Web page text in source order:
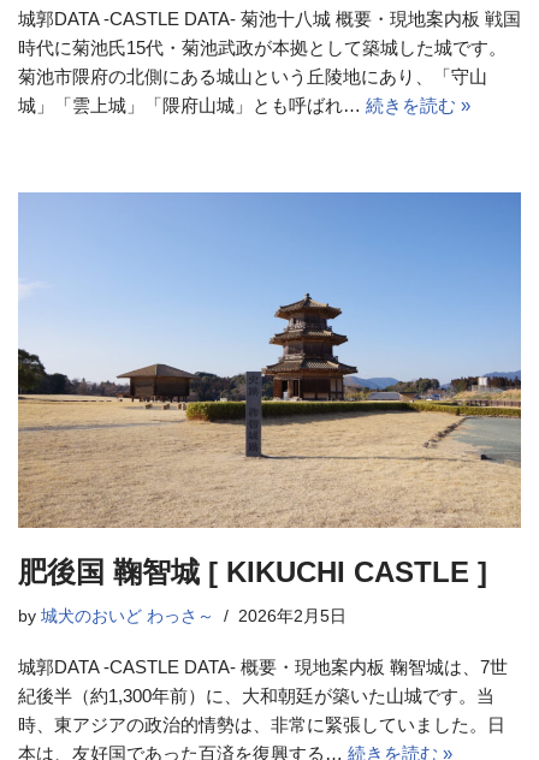
城郭DATA -CASTLE DATA- 菊池十八城 概要・現地案内板 戦国
時代に菊池氏15代・菊池武政が本拠として築城した城です。
菊池市隈府の北側にある城山という丘陵地にあり、「守山
城」「雲上城」「隈府山城」とも呼ばれ… 続きを読む »
肥後国 鞠智城 [ KIKUCHI CASTLE ]
by 城犬のおいど わっさ～ 2026年2月5日
城郭DATA -CASTLE DATA- 概要・現地案内板 鞠智城は、7世
紀後半（約1,300年前）に、大和朝廷が築いた山城です。当
時、東アジアの政治的情勢は、非常に緊張していました。日
本は、友好国であった百済を復興する… 続きを読む »